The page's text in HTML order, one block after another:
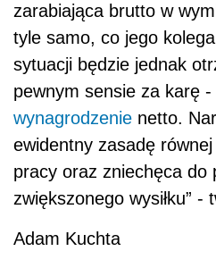
zarabiająca brutto w
tyle samo, co jego
sytuacji będzie jednak
pewnym sensie za karę
wynagrodzenie netto.
ewidentny zasadę
pracy oraz zniechęca do
zwiększonego wysiłku” -
Adam Kuchta